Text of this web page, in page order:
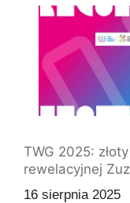
TWG 2025:
rewelacyjnej
16 sierpnia 2025